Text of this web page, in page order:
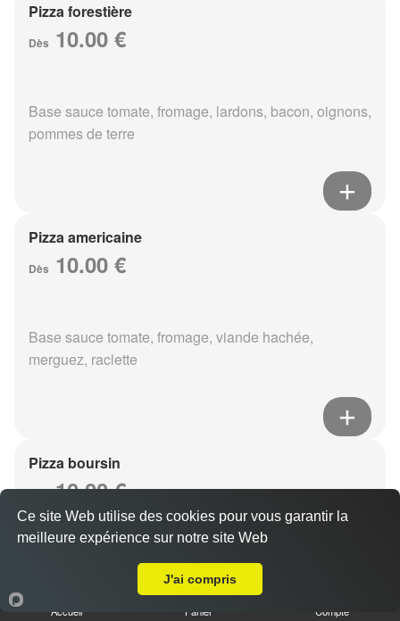
Pizza forestière
Dès 10.00 €
Base sauce tomate, fromage, lardons, bacon, oignons,
pommes de terre
Pizza americaine
Dès 10.00 €
Base sauce tomate, fromage, viande hachée,
merguez, raclette
Pizza boursin
Dès10.00 €
Base sauce tomate, fromage, viande hachée, boursin,
Accueil Panier Compte
Ce site Web utilise des cookies pour vous garantir la
meilleure expérience sur notre site Web
J'ai compris